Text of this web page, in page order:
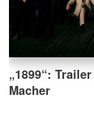
„1899“:
Macher